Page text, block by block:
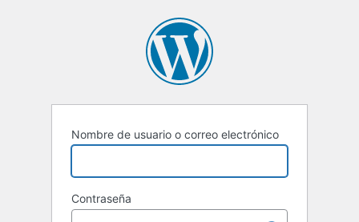
Nombre de usuario o correo electrónico
Contraseña